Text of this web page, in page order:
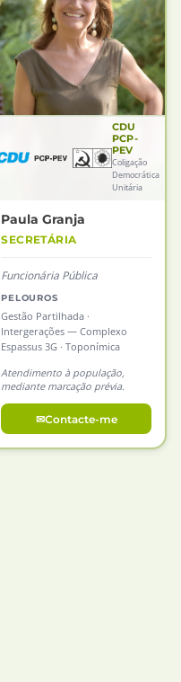
CDU
PCP-
PEV
Coligação
Democrática
Unitária
Paula Granja
SECRETÁRIA
Funcionária Pública
PELOUROS
Gestão Partilhada ·
Intergerações — Complexo
Espassus 3G · Toponímica
Atendimento à população,
mediante marcação prévia.
Contacte-me